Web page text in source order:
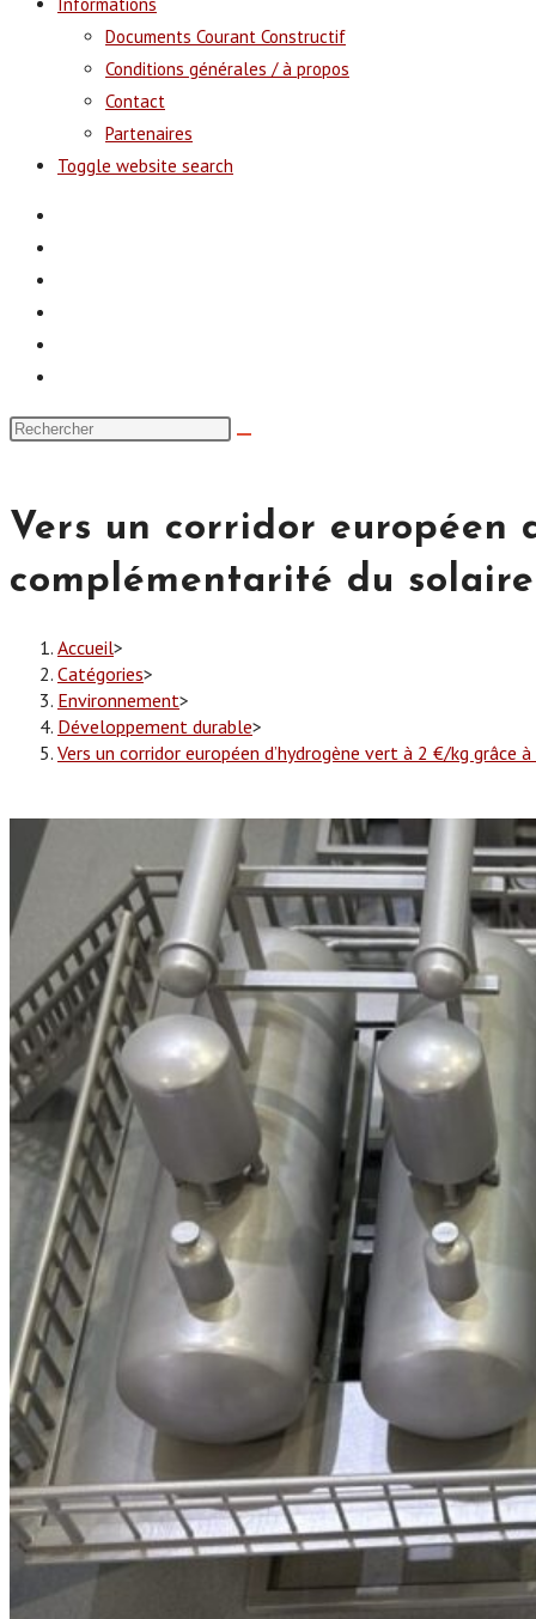
Documents Courant Constructif
Conditions générales / à propos
Contact
Partenaires
Toggle website search
Vers un corridor
complémentarité du
Accueil>
Catégories>
Environnement>
Développement durable>
Vers un corridor européen d’hydrogène vert à 2 €/kg